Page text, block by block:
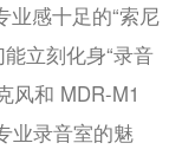
业感十足的“索尼
立刻化身“录音
风和 MDR-M1
业录音室的魅